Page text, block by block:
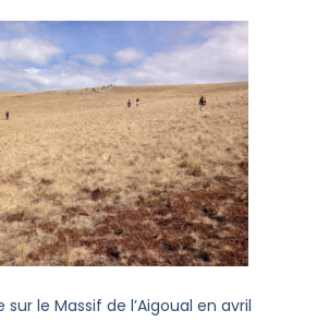
sur le Massif de l’Aigoual en avril